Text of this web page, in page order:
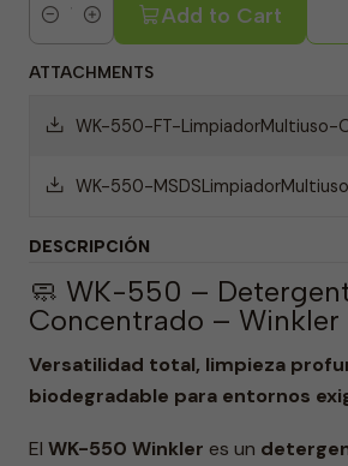
Quantity
Add to Cart
ATTACHMENTS
WK-550-FT-LimpiadorMultiuso-
WK-550-
DESCRIPCIÓN
🧼 WK-550 –
Concentrado – Winkler
Versatilidad total, limpieza
biodegradable para entornos
El WK-550 Winkler es un